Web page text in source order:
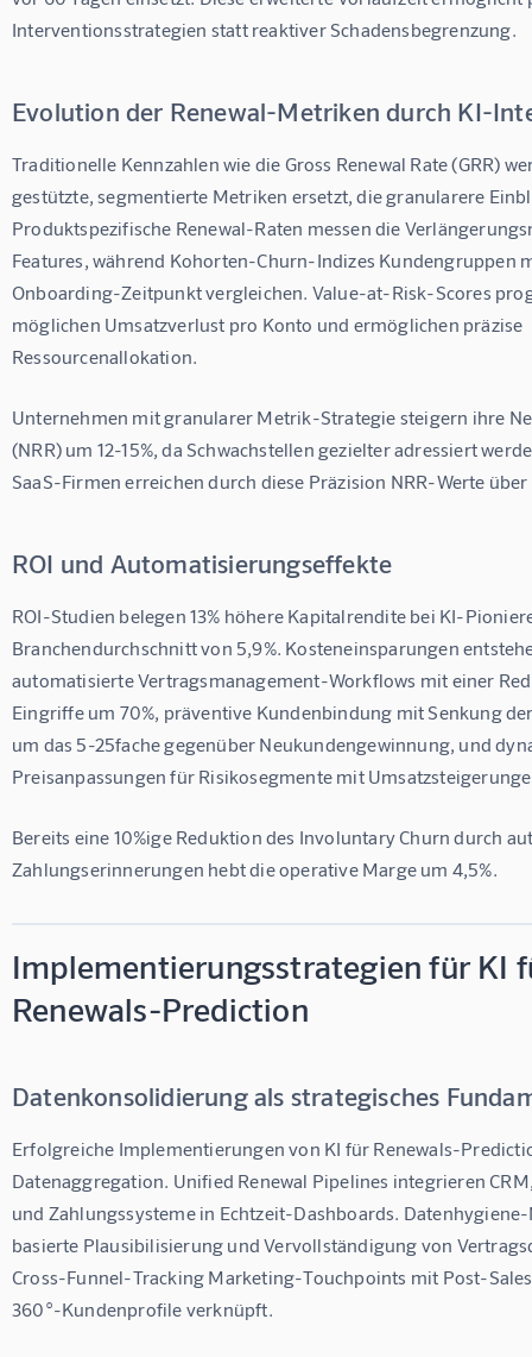
Interventionsstrategien statt reaktiver Schadensbegrenzung.
Evolution der Renewal-Metriken durch KI-
Traditionelle Kennzahlen wie die Gross Renewal Rate (GRR)
gestützte, segmentierte Metriken ersetzt, die granularere
Produktspezifische Renewal-Raten messen die
Features, während Kohorten-Churn-Indizes Kundengruppen
Onboarding-Zeitpunkt vergleichen. Value-at-Risk-Scores
möglichen Umsatzverlust pro Konto und ermöglichen präzise
Ressourcenallokation.
Unternehmen mit granularer Metrik-Strategie steigern ihre
(NRR) um 12-15%, da Schwachstellen gezielter adressiert
SaaS-Firmen erreichen durch diese Präzision NRR-Werte über
ROI und Automatisierungseffekte
ROI-Studien belegen 13% höhere Kapitalrendite bei KI-
Branchendurchschnitt von 5,9%. Kosteneinsparungen
automatisierte Vertragsmanagement-Workflows mit einer
Eingriffe um 70%, präventive Kundenbindung mit Senkung
um das 5-25fache gegenüber Neukundengewinnung, und
Preisanpassungen für Risikosegmente mit
Bereits eine 10%ige Reduktion des Involuntary Churn durch
Zahlungserinnerungen hebt die operative Marge um 4,5%.
Implementierungsstrategien für KI
Renewals-Prediction
Datenkonsolidierung als strategisches
Erfolgreiche Implementierungen von KI für Renewals-
Datenaggregation. Unified Renewal Pipelines integrieren
und Zahlungssysteme in Echtzeit-Dashboards.
basierte Plausibilisierung und Vervollständigung von
Cross-Funnel-Tracking Marketing-Touchpoints mit Post-
360°-Kundenprofile verknüpft.